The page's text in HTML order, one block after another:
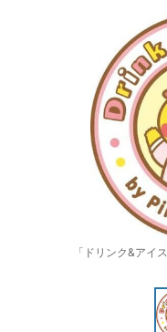
「ドリンク&アイ